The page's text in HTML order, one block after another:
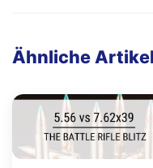
Ähnliche Artikel